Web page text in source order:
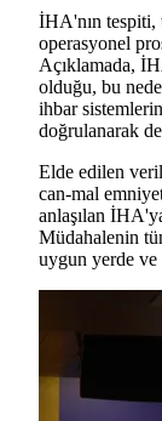
İHA'nın tespiti,
operasyonel
Açıklamada,
olduğu, bu
ihbar
doğrulanarak
Elde edilen
can-mal
anlaşılan
Müdahalenin
uygun yerde